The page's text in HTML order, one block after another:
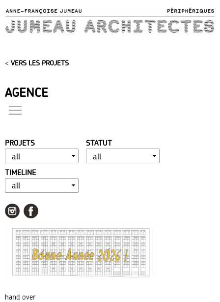
main
content
< VERS LES PROJETS
AGENCE
présentation
distinctions
publications
portfolio
contact
PROJETS STATUT
TIMELINE
hand over